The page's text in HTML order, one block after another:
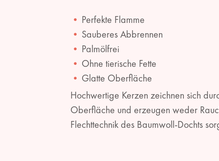
Perfekte Flamme
Sauberes Abbrennen
Palmölfrei
Ohne tierische Fette
Glatte Oberfläche
Hochwertige Kerzen zeichnen sich
Oberfläche und erzeugen weder
Flechttechnik des Baumwoll-Dochts